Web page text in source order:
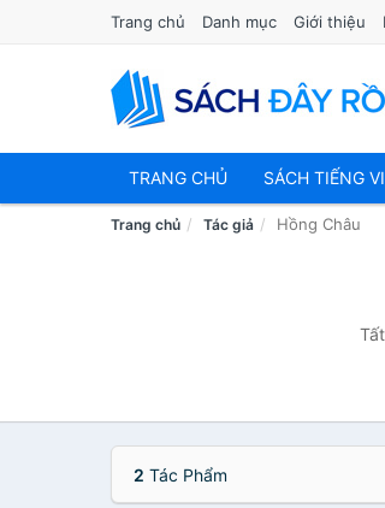
Trang chủ Danh mục Giới thiệu
TRANG CHỦ SÁCH TIẾNG
Trang chủ Tác giả Hồng Châu
2 Tác Phẩm